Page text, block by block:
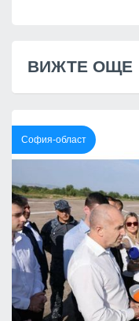
ВИЖТЕ ОЩЕ
София-област